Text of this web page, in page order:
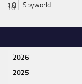
Spyworld
2026
2025